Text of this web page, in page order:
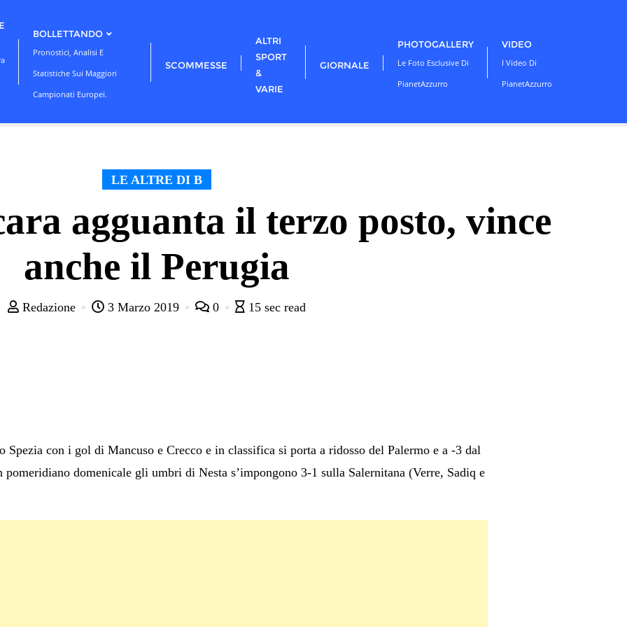
BOLLETTANDO
Pronostici, Analisi E
Statistiche Sui Maggiori
Campionati Europei.
SCOMMESSE
ALTRI
SPORT
&
VARIE
GIORNALE
PHOTOGALLERY
Le Foto Esclusive Di
PianetAzzurro
VIDEO
I Video Di
PianetAzzurro
LE ALTRE DI B
agguanta il terzo posto, vince
anche il Perugia
Redazione 3 Marzo 2019 0 15 sec read
Spezia con i gol di Mancuso e Crecco e in classifica si porta a ridosso del Palermo e a -3 dal
domenicale gli umbri di Nesta s’impongono 3-1 sulla Salernitana (Verre, Sadiq e